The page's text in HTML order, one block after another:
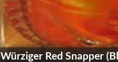
Würziger Red Snapper